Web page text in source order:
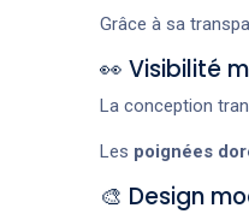
Grâce à sa
👀 Visibilité
La conception
Les poignées
🎨 Design